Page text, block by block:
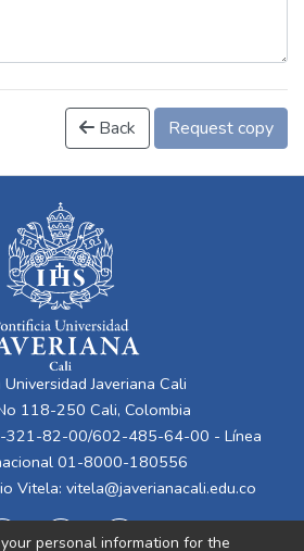
Back Request copy
Javeriana Cali
118-250 Cali, Colombia
321-82-00/602-485-64-00 - Línea
01-8000-180556
Vitela: vitela@javerianacali.edu.co
personal information for the